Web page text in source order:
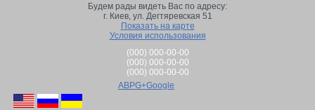
Будем рады видеть Вас по адресу:
г. Киев, ул. Дегтяревская 51
Показать на карте
Условия использования
(000) 000-00-00
(000) 000-00-00
(000) 000-00-00
ABPG+Google